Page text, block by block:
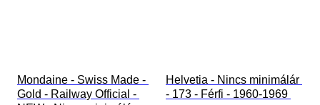
Mondaine - Swiss Made -
Gold - Railway Official -
Helvetia - Nincs minimálár
- 173 - Férfi - 1960-1969